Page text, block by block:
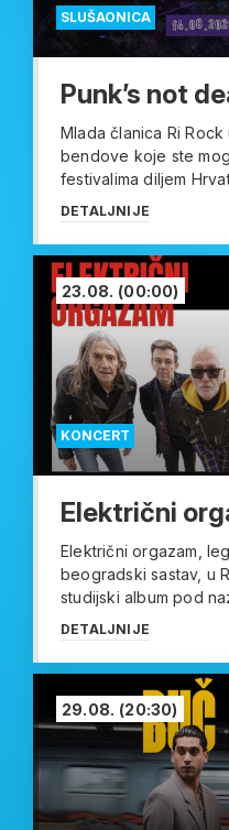
SLUŠAONICA
Punk’s not
Mlada članica Ri
bendove koje ste
festivalima diljem
DETALJNIJE
KONCERT
23.08. (00:00)
Električni
Električni orgazam,
beogradski sastav, u
studijski album pod
DETALJNIJE
29.08. (20:30)